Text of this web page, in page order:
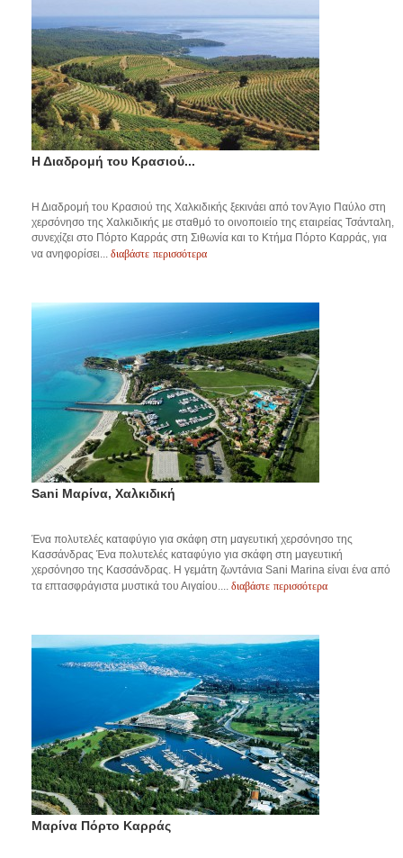
Η Διαδρομή του Κρασιού...
Η Διαδρομή του Κρασιού της Χαλκιδικής ξεκινάει από τον Άγιο Παύλο στη
χερσόνησο της Χαλκιδικής με σταθμό το οινοποιείο της εταιρείας Τσάνταλη,
συνεχίζει στο Πόρτο Καρράς στη Σιθωνία και το Κτήμα Πόρτο Καρράς, για
να ανηφορίσει... διαβάστε περισσότερα
Sani Μαρίνα, Χαλκιδική
Ένα πολυτελές καταφύγιο για σκάφη στη μαγευτική χερσόνησο της
Κασσάνδρας Ένα πολυτελές καταφύγιο για σκάφη στη μαγευτική
χερσόνησο της Κασσάνδρας. Η γεμάτη ζωντάνια Sani Marina είναι ένα από
τα επτασφράγιστα μυστικά του Αιγαίου.... διαβάστε περισσότερα
Μαρίνα Πόρτο Καρράς